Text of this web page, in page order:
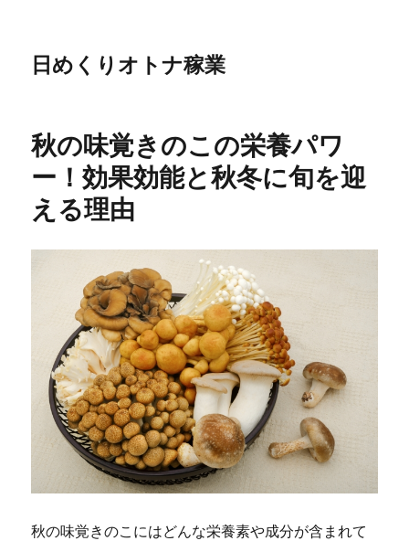
日めくりオトナ稼業
秋の味覚きのこの栄養パワ
ー！効果効能と秋冬に旬を迎
える理由
秋の味覚きのこにはどんな栄養素や成分が含まれて